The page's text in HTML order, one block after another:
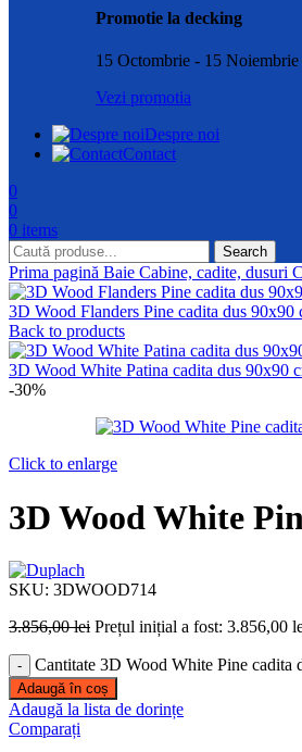
Promotie la decking
15 Octombrie - 15 Noiembrie
Vezi promotia
Despre noi
Contact
0
0
0 items
Search
Prima pagină Baie Cabine, cadite, dusuri
3D Wood Flanders Pine cadita dus
Back to products
3D Wood White Patina cadita dus 90x90
-30%
Click to enlarge
3D Wood White
SKU: 3DWOOD714
3.856,00lei Prețul inițial a fost: 3.856,00
Cantitate 3D Wood White Pine cadita
Adaugă în coș
Adaugă la lista de dorințe
Comparați